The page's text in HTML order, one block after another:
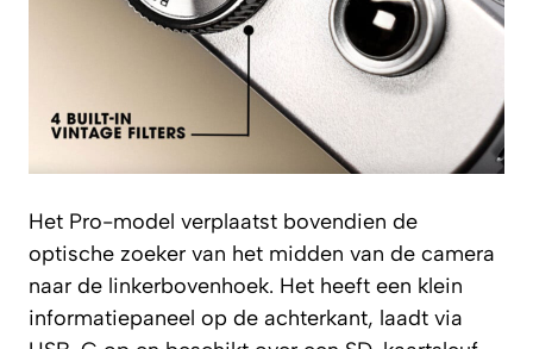
Het Pro-model verplaatst bovendien de
optische zoeker van het midden van de camera
naar de linkerbovenhoek. Het heeft een klein
informatiepaneel op de achterkant, laadt via